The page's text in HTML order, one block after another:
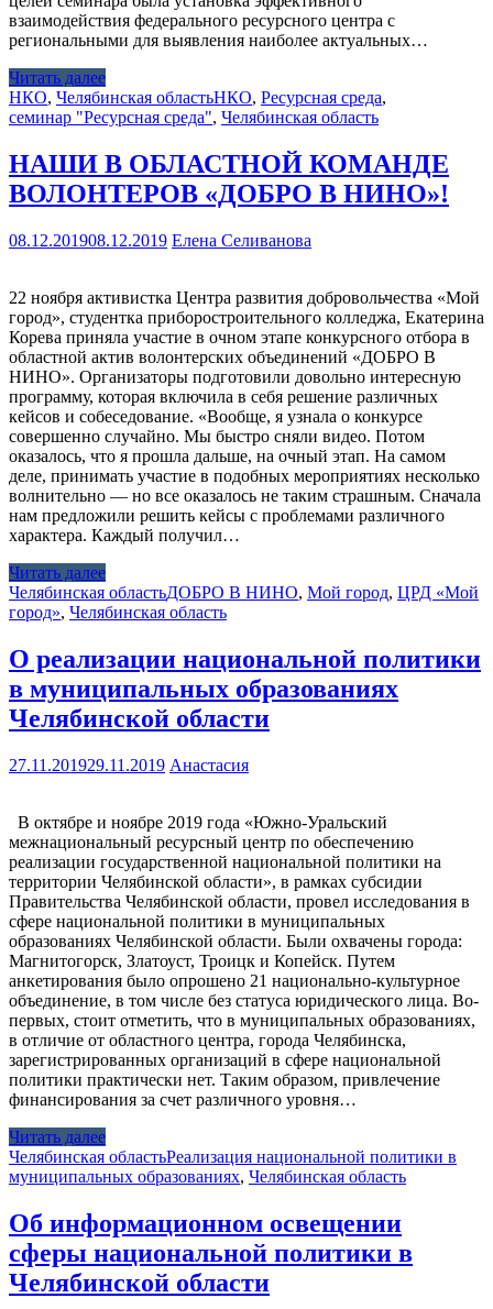
взаимодействия федерального ресурсного центра с
региональными для выявления наиболее актуальных…
Читать далее
НКО, Челябинская областьНКО, Ресурсная среда,
семинар "Ресурсная среда", Челябинская область
НАШИ В ОБЛАСТНОЙ КОМАНДЕ
ВОЛОНТЕРОВ «ДОБРО В НИНО»!
08.12.201908.12.2019 Елена Селиванова
22 ноября активистка Центра развития добровольчества «Мой
город», студентка приборостроительного колледжа, Екатерина
Корева приняла участие в очном этапе конкурсного отбора в
областной актив волонтерских объединений «ДОБРО В
НИНО». Организаторы подготовили довольно интересную
программу, которая включила в себя решение различных
кейсов и собеседование. «Вообще, я узнала о конкурсе
совершенно случайно. Мы быстро сняли видео. Потом
оказалось, что я прошла дальше, на очный этап. На самом
деле, принимать участие в подобных мероприятиях несколько
волнительно — но все оказалось не таким страшным. Сначала
нам предложили решить кейсы с проблемами различного
характера. Каждый получил…
Читать далее
Челябинская областьДОБРО В НИНО, Мой город, ЦРД «Мой
город», Челябинская область
О реализации национальной политики
в муниципальных образованиях
Челябинской области
27.11.201929.11.2019 Анастасия
В октябре и ноябре 2019 года «Южно-Уральский
межнациональный ресурсный центр по обеспечению
реализации государственной национальной политики на
территории Челябинской области», в рамках субсидии
Правительства Челябинской области, провел исследования в
сфере национальной политики в муниципальных
образованиях Челябинской области. Были охвачены города:
Магнитогорск, Златоуст, Троицк и Копейск. Путем
анкетирования было опрошено 21 национально-культурное
объединение, в том числе без статуса юридического лица. Во-
первых, стоит отметить, что в муниципальных образованиях,
в отличие от областного центра, города Челябинска,
зарегистрированных организаций в сфере национальной
политики практически нет. Таким образом, привлечение
финансирования за счет различного уровня…
Читать далее
Челябинская областьРеализация национальной политики в
муниципальных образованиях, Челябинская область
Об информационном освещении
сферы национальной политики в
Челябинской области